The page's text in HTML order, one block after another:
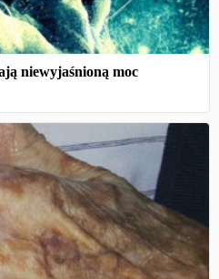
niewyjaśnioną moc